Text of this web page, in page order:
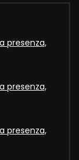
presenza,
presenza,
presenza,